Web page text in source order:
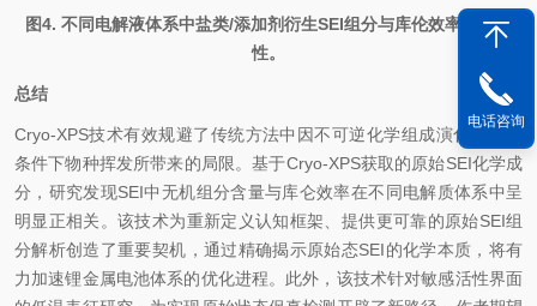
图4. 不同电解液体系中盐类/添加剂衍生SEI组分与库伦效率的关联
性。
总结
Cryo-XPS技术有效规避了传统方法中因不可逆化学组成演化及UHV
条件下物种挥发所带来的局限。基于Cryo-XPS获取的原始SEI化学成
分，研究发现SEI中无机组分含量与库仑效率在不同电解质体系中呈
明显正相关。该技术为重新定义认知框架、提供更可靠的原始SEI组
分解析创造了重要契机，通过精确揭示原始态SEI的化学本质，将有
力加速锂金属电池体系的优化进程。此外，该技术针对敏感活性界面
电话咨询